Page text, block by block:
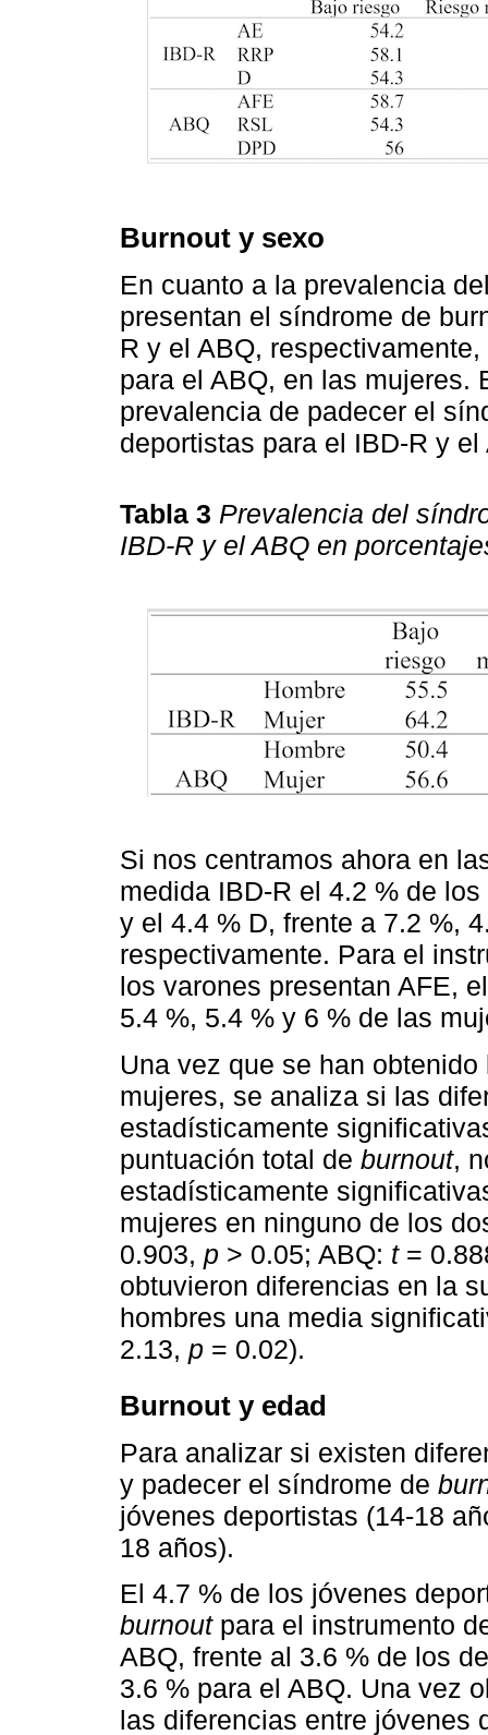
Burnout y sexo
En cuanto a la prevalencia
presentan el síndrome de
R y el ABQ,
para el ABQ, en las mujeres.
prevalencia de padecer el
deportistas para el IBD-R y el
Tabla 3 Prevalencia del
IBD-R y el ABQ en
Si nos centramos ahora en
medida IBD-R el 4.2 % de
y el 4.4 % D, frente a 7.2 %,
respectivamente. Para el
los varones presentan AFE,
5.4 %, 5.4 % y 6 % de las
Una vez que se han
mujeres, se analiza si las
estadísticamente
puntuación total de burnout,
estadísticamente
mujeres en ninguno de los
0.903, p > 0.05; ABQ: t=
obtuvieron diferencias en la
hombres una media
2.13, p = 0.02).
Burnout y edad
Para analizar si existen
y padecer el síndrome de
jóvenes deportistas (14-18
18 años).
El 4.7 % de los jóvenes
burnoutpara el instrumento
ABQ, frente al 3.6 % de los
3.6 % para el ABQ. Una vez
las diferencias entre jóvenes